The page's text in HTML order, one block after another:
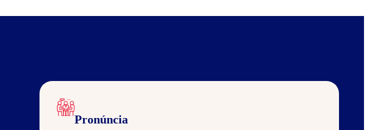
Pronúncia